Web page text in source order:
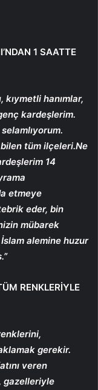
1 SAATTE
kıymetli hanımlar,
kardeşlerim.
tüm ilçeleri.Ne
14
etmeye
tebrik eder, bin
mübarek
İslam alemine huzur
RENKLERİYLE
gerekir.
veren
gazelleriyle